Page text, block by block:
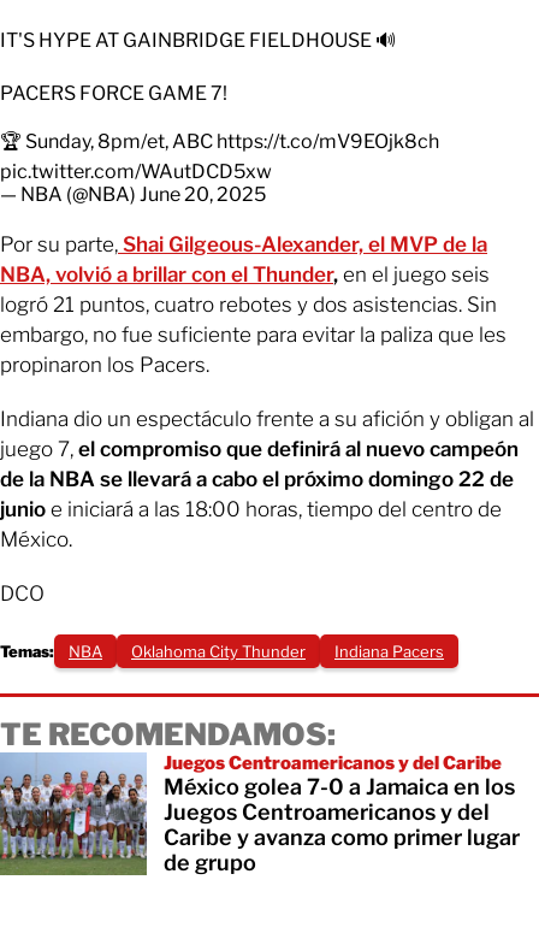
IT'S HYPE AT GAINBRIDGE FIELDHOUSE 🔊
PACERS FORCE GAME 7!
🏆 Sunday, 8pm/et, ABC https://t.co/mV9EOjk8ch
pic.twitter.com/WAutDCD5xw
— NBA (@NBA) June 20, 2025
Por su parte, Shai Gilgeous-Alexander, el MVP de la
NBA, volvió a brillar con el Thunder, en el juego seis
logró 21 puntos, cuatro rebotes y dos asistencias. Sin
embargo, no fue suficiente para evitar la paliza que les
propinaron los Pacers.
Indiana dio un espectáculo frente a su afición y obligan al
juego 7, el compromiso que definirá al nuevo campeón
de la NBA se llevará a cabo el próximo domingo 22 de
junio e iniciará a las 18:00 horas, tiempo del centro de
México.
DCO
Temas: NBA Oklahoma City Thunder Indiana Pacers
TE RECOMENDAMOS:
Juegos Centroamericanos y del Caribe
México golea 7-0 a Jamaica en los
Juegos Centroamericanos y del
Caribe y avanza como primer lugar
de grupo